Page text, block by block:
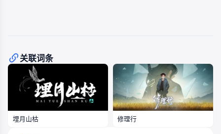
关联词条
埋月山枯 修理行